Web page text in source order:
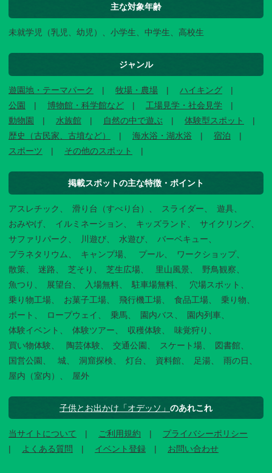
主な対象年齢
未就学児（乳児、幼児）、小学生、中学生、高校生
ジャンル
遊園地・テーマパーク 牧場・農場
ハイキング
公園
博物館・科学館など
工場見学・社会見学
動物園
水族館 自然の中で遊ぶ
体験型スポット
歴史（古民家、古墳など）
海水浴・湖水浴
宿泊
スポーツ
その他のスポット
掲載スポットの主な特徴・ポイント
アスレチック 滑り台（すべり台） スライダー
遊具
おみやげ
イルミネーション キッズランド
サイクリング
サファリパーク
川遊び 水遊び
バーベキュー
プラネタリウム
キャンプ場 プール
ワークショップ
散策
迷路 芝そり 芝生広場 里山風景
野鳥観察
魚つり
展望台 入場無料 駐車場無料
穴場スポット
乗り物工場
お菓子工場 飛行機工場 食品工場
乗り物
ボート
ロープウェイ 乗馬 園内バス
園内列車
体験イベント
体験ツアー 収穫体験
味覚狩り
買い物体験
陶芸体験 交通公園 スケート場
図書館
国営公園
城 洞窟探検 灯台 資料館 足湯
雨の日
屋内（室内）
屋外
子供とお出かけ「オデッソ」 のあれこれ
当サイトについて ご利用規約
プライバシーポリシー
よくある質問
イベント登録 お問い合わせ